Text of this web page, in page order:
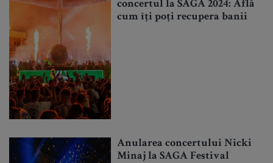
concertul la SAGA 2024: Află
cum îți poți recupera banii
Anularea concertului Nicki
Minaj la SAGA Festival